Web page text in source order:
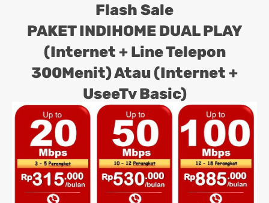
Flash Sale
PAKET INDIHOME DUAL PLAY
(Internet + Line Telepon
300Menit) Atau (Internet +
UseeTv Basic)